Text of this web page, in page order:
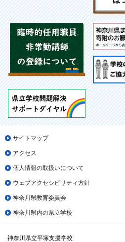
サイトマップ
アクセス
個人情報の取扱いについて
ウェブアクセシビリティ方針
神奈川県教育委員会
神奈川県内の県立学校
神奈川県立平塚支援学校